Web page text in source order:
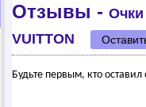
Отзывы -
VUIТТОN
Будьте первым, кто оставил